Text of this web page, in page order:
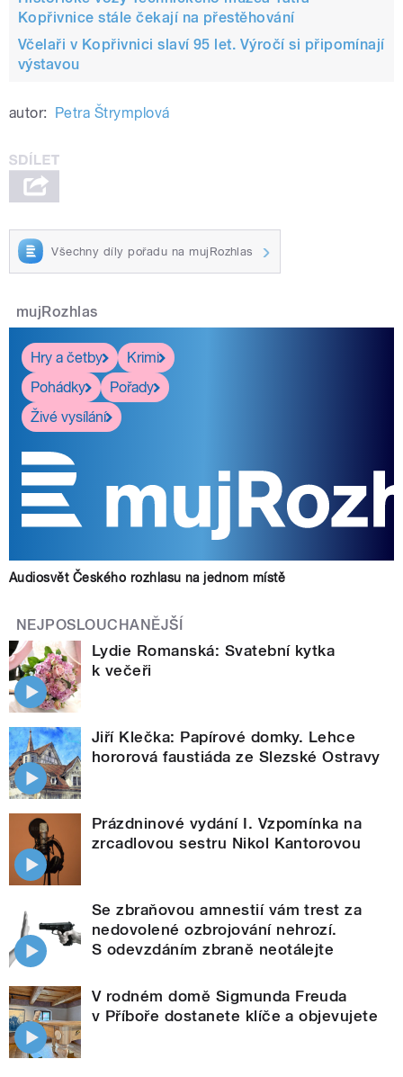
Kopřivnice stále čekají na přestěhování
Včelaři v Kopřivnici slaví 95 let. Výročí si připomínají
výstavou
autor: Petra Štrymplová
Všechny díly pořadu na mujRozhlas
mujRozhlas
Hry a četby
Krimi
Pohádky
Pořady
Živé vysílání
Audiosvět Českého rozhlasu na jednom místě
NEJPOSLOUCHANĚJŠÍ
Lydie Romanská: Svatební kytka
k večeři
Jiří Klečka: Papírové domky. Lehce
hororová faustiáda ze Slezské Ostravy
Prázdninové vydání I. Vzpomínka na
zrcadlovou sestru Nikol Kantorovou
Se zbraňovou amnestií vám trest za
nedovolené ozbrojování nehrozí.
S odevzdáním zbraně neotálejte
V rodném domě Sigmunda Freuda
v Příboře dostanete klíče a objevujete